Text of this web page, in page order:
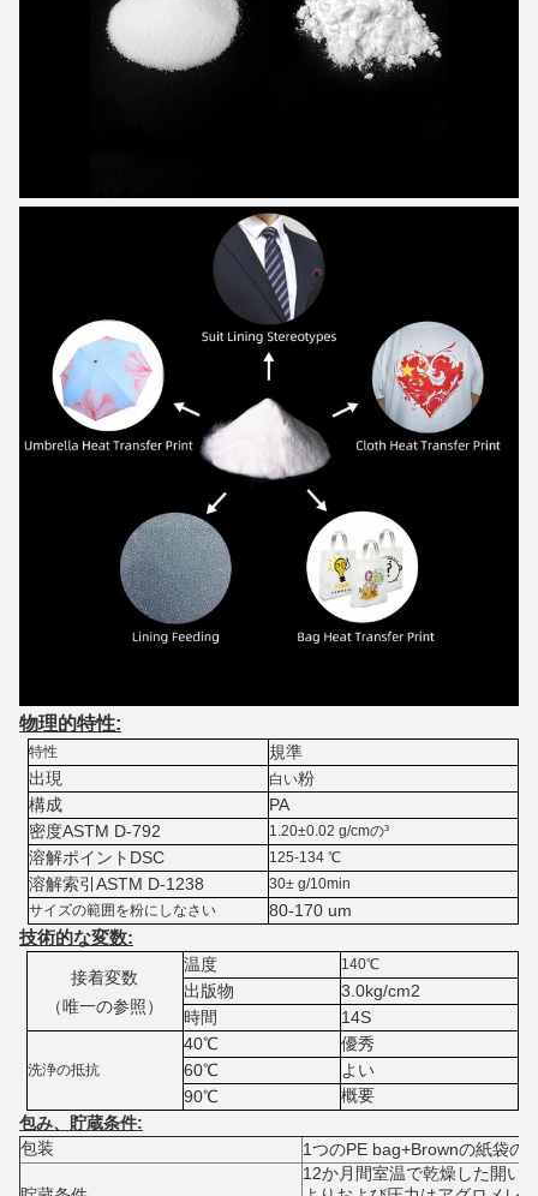
物理的特性:
特性
規準
出現
白い粉
構成
PA
密度ASTM D-792
1.20±0.02 g/cmの³
溶解ポイントDSC 125-134 ℃
溶解索引ASTM D-1238
30± g/10min
サイズの範囲を粉にしなさい
80-170 um
技術的な変数:
接着変数
（唯一の参照）
温度 140℃
出版物
3.0kg/cm2
時間
14S
洗浄の抵抗
40℃
優秀
60℃
よい
90℃
概要
包み、 貯蔵条件:
包装
1つのPE bag+Brownの紙袋の
12か月間室温で乾燥した開い